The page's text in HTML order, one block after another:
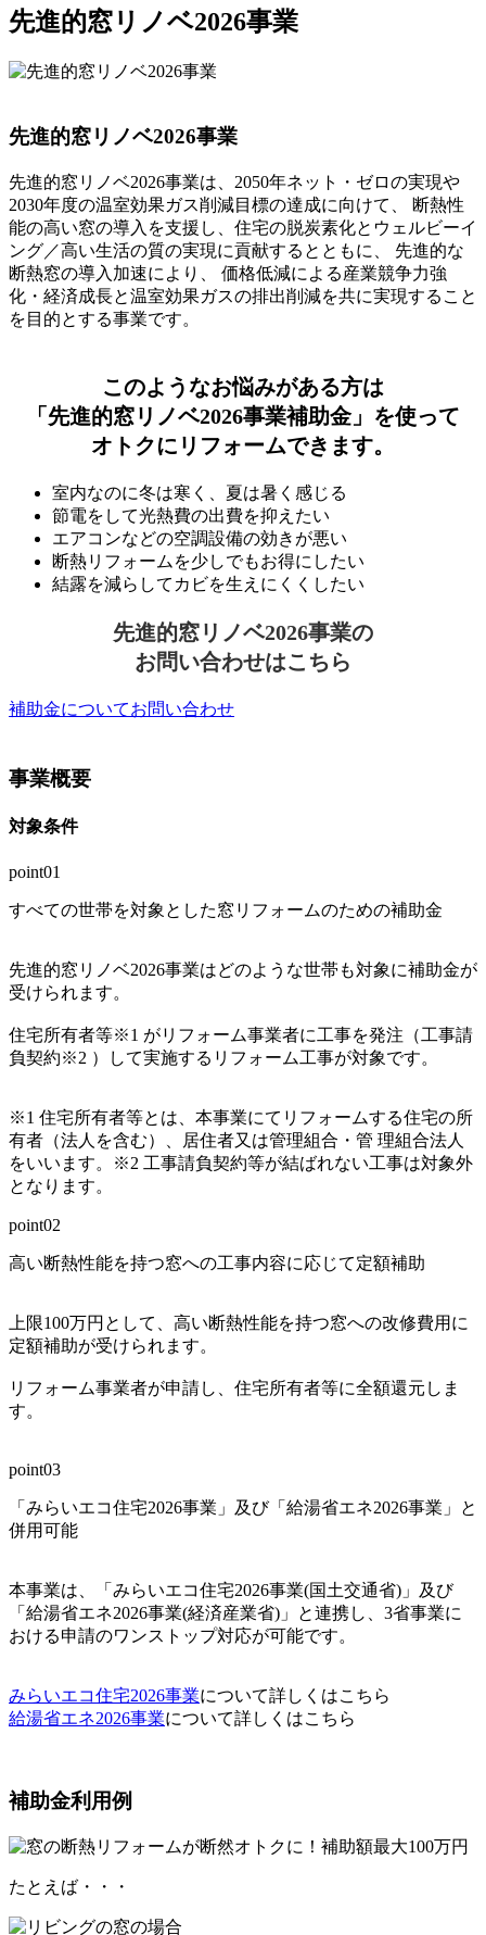
先進的窓リノベ2026事業
先進的窓リノベ2026事業
先進的窓リノベ2026事業は、2050年ネット・ゼロの実現や
2030年度の温室効果ガス削減目標の達成に向けて、 断熱性
能の高い窓の導入を支援し、住宅の脱炭素化とウェルビーイ
ング／高い生活の質の実現に貢献するとともに、 先進的な
断熱窓の導入加速により、 価格低減による産業競争力強
化・経済成長と温室効果ガスの排出削減を共に実現すること
を目的とする事業です。
このようなお悩みがある方は
「先進的窓リノベ2026事業補助金」 を使って
オトクにリフォームできます。
室内なのに冬は寒く、夏は暑く感じる
節電をして光熱費の出費を抑えたい
エアコンなどの空調設備の効きが悪い
断熱リフォームを少しでもお得にしたい
結露を減らしてカビを生えにくくしたい
先進的窓リノベ2026事業の
お問い合わせはこちら
補助金についてお問い合わせ
事業概要
対象条件
point01
すべての世帯を対象とした窓リフォームのための補助金
先進的窓リノベ2026事業はどのような世帯も対象に補助金が
受けられます。
住宅所有者等※1 がリフォーム事業者に工事を発注（工事請
負契約※2 ）して実施するリフォーム工事が対象です。
※1 住宅所有者等とは、本事業にてリフォームする住宅の所
有者（法人を含む）、居住者又は管理組合・管 理組合法人
をいいます。※2 工事請負契約等が結ばれない工事は対象外
となります。
point02
高い断熱性能を持つ窓への工事内容に応じて定額補助
上限100万円として、高い断熱性能を持つ窓への改修費用に
定額補助が受けられます。
リフォーム事業者が申請し、住宅所有者等に全額還元しま
す。
point03
「みらいエコ住宅2026事業」及び「給湯省エネ2026事業」と
併用可能
本事業は、
「みらいエコ住宅2026事業(国土交通省)」及び
「給湯省エネ2026事業(経済産業省)」と連携し、3省事業に
おける申請のワンストップ対応が可能です。
みらいエコ住宅2026事業について詳しくはこちら
給湯省エネ2026事業について詳しくはこちら
補助金利用例
たとえば・・・